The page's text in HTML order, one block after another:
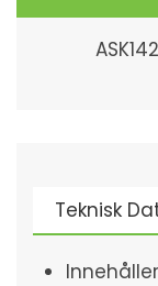
ASK142
Teknisk